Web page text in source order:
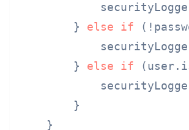
        }
else if
        }
else if
        }
    }